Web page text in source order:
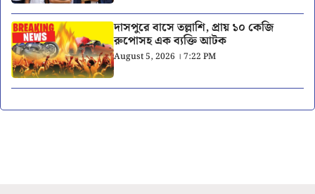
দাসপুরে বাসে তল্লাশি, প্রায় ১০ কেজি
রুপোসহ এক ব্যক্তি আটক
August 5, 2026 । 7:22 PM